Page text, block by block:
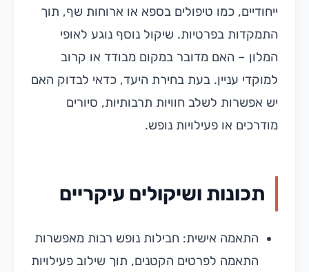
ייחודיים, כמו טיפולים בספא או ארוחות שף, תוך
התמקדות בפרטיות. שיקול נוסף נוגע לאופי
המלון – האם מדובר במקום מבודד או קרוב
למוקדי עניין. בעת בחירת היעד, כדאי לבדוק האם
יש אפשרות לשלב חוויות תרבותיות, סיורים
מודרכים או פעילויות נופש.
תכונות ושיקולים עיקריים
התאמה אישית: חבילות נופש רבות מאפשרות
התאמה לפרטים הקטנים, תוך שילוב פעילויות